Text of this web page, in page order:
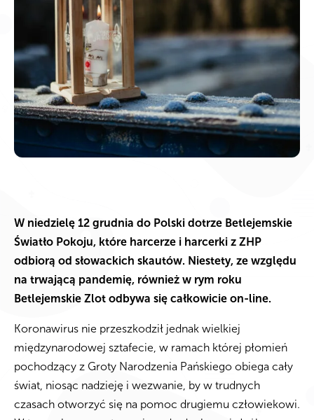
W niedzielę 12 grudnia do Polski dotrze Betlejemskie
Światło Pokoju, które harcerze i harcerki z ZHP
odbiorą od słowackich skautów. Niestety, ze względu
na trwającą pandemię, również w rym roku
Betlejemskie Zlot odbywa się całkowicie on-line.
Koronawirus nie przeszkodził jednak wielkiej
międzynarodowej sztafecie, w ramach której płomień
pochodzący z Groty Narodzenia Pańskiego obiega cały
świat, niosąc nadzieję i wezwanie, by w trudnych
czasach otworzyć się na pomoc drugiemu człowiekowi.